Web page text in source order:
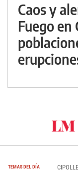
Caos y
Fuego en
TEMAS DEL DÍA